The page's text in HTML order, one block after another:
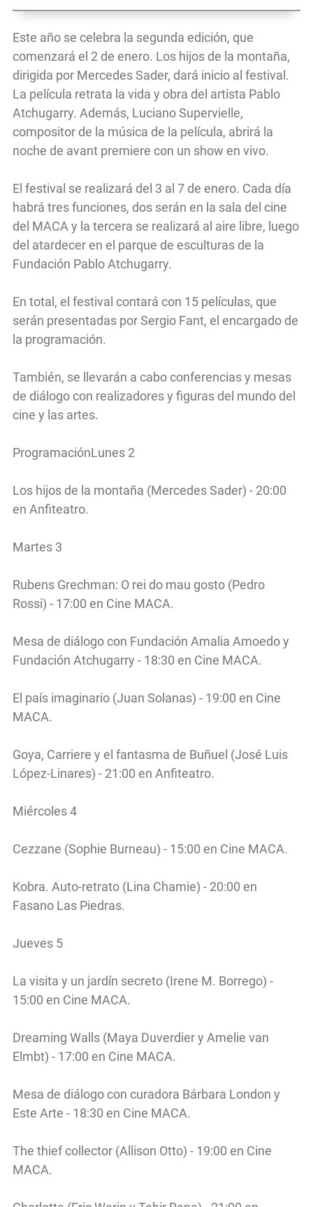
Este año se celebra la segunda edición, que
comenzará el 2 de enero. Los hijos de la montaña,
dirigida por Mercedes Sader, dará inicio al festival.
La película retrata la vida y obra del artista Pablo
Atchugarry. Además, Luciano Supervielle,
compositor de la música de la película, abrirá la
noche de avant premiere con un show en vivo.
El festival se realizará del 3 al 7 de enero. Cada día
habrá tres funciones, dos serán en la sala del cine
del MACA y la tercera se realizará al aire libre, luego
del atardecer en el parque de esculturas de la
Fundación Pablo Atchugarry.
En total, el festival contará con 15 películas, que
serán presentadas por Sergio Fant, el encargado de
la programación.
También, se llevarán a cabo conferencias y mesas
de diálogo con realizadores y figuras del mundo del
cine y las artes.
ProgramaciónLunes 2
Los hijos de la montaña (Mercedes Sader) - 20:00
en Anfiteatro.
Martes 3
Rubens Grechman: O rei do mau gosto (Pedro
Rossi) - 17:00 en Cine MACA.
Mesa de diálogo con Fundación Amalia Amoedo y
Fundación Atchugarry - 18:30 en Cine MACA.
El país imaginario (Juan Solanas) - 19:00 en Cine
MACA.
Goya, Carriere y el fantasma de Buñuel (José Luis
López-Linares) - 21:00 en Anfiteatro.
Miércoles 4
Cezzane (Sophie Burneau) - 15:00 en Cine MACA.
Kobra. Auto-retrato (Lina Chamie) - 20:00 en
Fasano Las Piedras.
Jueves 5
La visita y un jardín secreto (Irene M. Borrego) -
15:00 en Cine MACA.
Dreaming Walls (Maya Duverdier y Amelie van
Elmbt) - 17:00 en Cine MACA.
Mesa de diálogo con curadora Bárbara London y
Este Arte - 18:30 en Cine MACA.
The thief collector (Allison Otto) - 19:00 en Cine
MACA.